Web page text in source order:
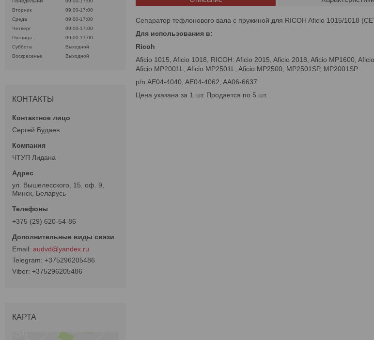
Сепаратор тефлонового вала с пружиной для RICOH Aficio 1015/1018
Для использования в:
Ricoh
Aficio 1015, Aficio 1018, RICOH: Aficio 2015, Aficio 2018, Aficio MP1600,
Aficio MP2001L, Aficio MP2501L, Aficio MP2500, MP2501SP, MP2001SP
p/n AE04-4040, AE04-4062, AA06-6637
Цена указана за 1 шт. Продается по 5 шт.
Вторник
09:00-17:00
Среда
09:00-17:00
Четверг
09:00-17:00
Пятница
09:00-17:00
Суббота
Выходной
Воскресенье
Выходной
КОНТАКТЫ
Сергей Будаев
ЧТУП Лидана
ул. Вышелесского, 15, оф. 9,
Минск, Беларусь
+375 (29) 620-54-86
audvd@yandex.ru
+375296205486
+375296205486
КАРТА